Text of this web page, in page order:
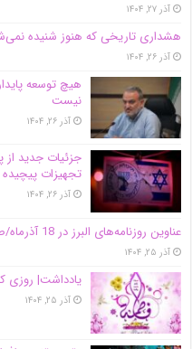
آذر ۲۷, ۱۴۰۴
هشداری تاریخی که هنوز شنیده
آذر ۲۶, ۱۴۰۴
هیچ توسعه
نیست
آذر ۲۶, ۱۴۰۴
جزئیات جدید
تجهیزات
آذر ۲۶, ۱۴۰۴
عناوین روزنامه‌های البرز در ‌18 آذرماه/صدرنشینی در ارائه خدمات زایمان بی‌درد
آذر ۲۵, ۱۴۰۴
یادداشت| روزی
آذر ۲۵, ۱۴۰۴